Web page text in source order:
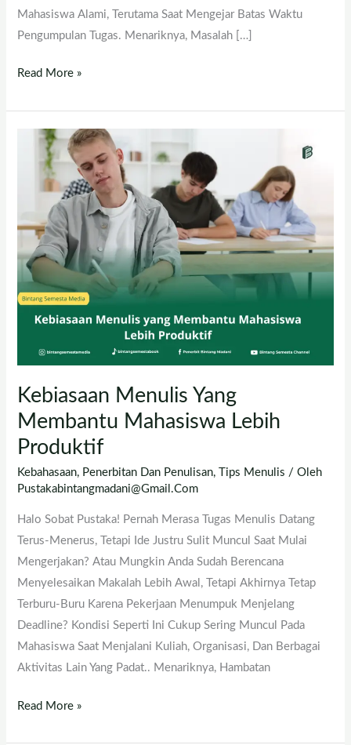
Mahasiswa Alami, Terutama Saat Mengejar Batas Waktu
Pengumpulan Tugas. Menariknya, Masalah […]
Read More »
Kebiasaan Menulis Yang
Membantu Mahasiswa Lebih
Produktif
Kebahasaan, Penerbitan Dan Penulisan, Tips Menulis / Oleh
Pustakabintangmadani@gmail.com
Halo Sobat Pustaka! Pernah Merasa Tugas Menulis Datang
Terus-Menerus, Tetapi Ide Justru Sulit Muncul Saat Mulai
Mengerjakan? Atau Mungkin Anda Sudah Berencana
Menyelesaikan Makalah Lebih Awal, Tetapi Akhirnya Tetap
Terburu-Buru Karena Pekerjaan Menumpuk Menjelang
Deadline? Kondisi Seperti Ini Cukup Sering Muncul Pada
Mahasiswa Saat Menjalani Kuliah, Organisasi, Dan Berbagai
Aktivitas Lain Yang Padat.. Menariknya, Hambatan
Kebiasaan
Menulis
Membantu
Mahasiswa
Lebih
Produktif
Read More »